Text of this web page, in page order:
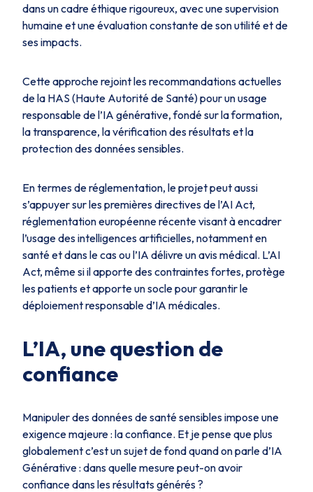
dans un cadre éthique rigoureux, avec une supervision
humaine et une évaluation constante de son utilité et de
ses impacts.
Cette approche rejoint les recommandations actuelles
de la HAS (Haute Autorité de Santé) pour un usage
responsable de l’IA générative, fondé sur la formation,
la transparence, la vérification des résultats et la
protection des données sensibles.
En termes de réglementation, le projet peut aussi
s’appuyer sur les premières directives de l’AI Act,
réglementation européenne récente visant à encadrer
l’usage des intelligences artificielles, notamment en
santé et dans le cas ou l’IA délivre un avis médical. L’AI
Act, même si il apporte des contraintes fortes, protège
les patients et apporte un socle pour garantir le
déploiement responsable d’IA médicales.
L’IA, une question de
confiance
Manipuler des données de santé sensibles impose une
exigence majeure : la confiance. Et je pense que plus
globalement c’est un sujet de fond quand on parle d’IA
Générative : dans quelle mesure peut-on avoir
confiance dans les résultats générés ?